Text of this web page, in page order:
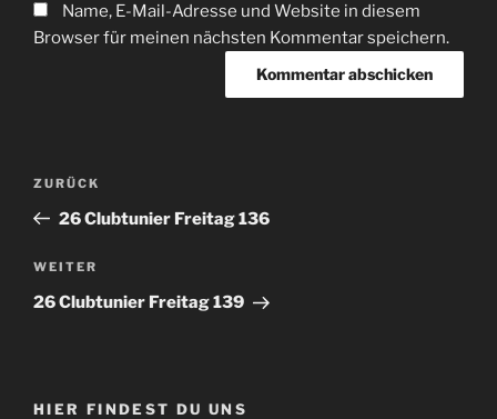
Name, E-Mail-Adresse und Website in diesem
Browser für meinen nächsten Kommentar speichern.
Beitragsnavigation
Vorheriger
Beitrag
ZURÜCK
26 Clubtunier Freitag 136
Nächster
Beitrag
WEITER
26 Clubtunier Freitag 139
HIER FINDEST DU UNS